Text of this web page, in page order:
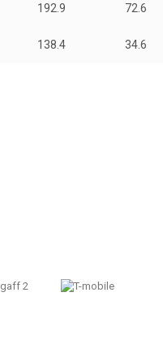
192.9 72.6
138.4 34.6